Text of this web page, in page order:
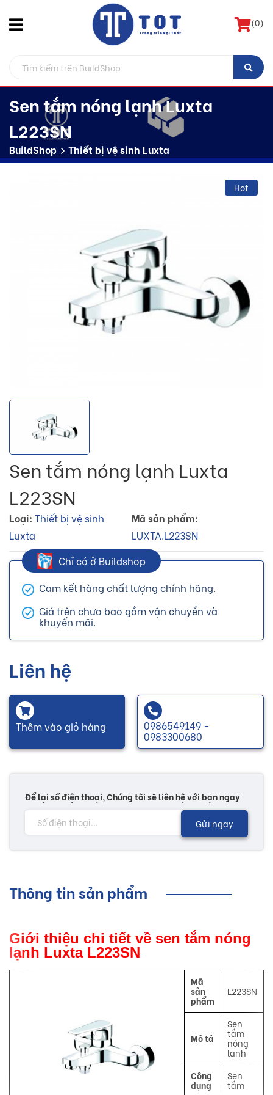
(0)
Sen tắm nóng lạnh Luxta
L223SN
BuildShop Thiết bị vệ sinh Luxta
Hot
Sen tắm nóng lạnh Luxta
L223SN
Loại: Thiết bị vệ sinh
Luxta
Mã sản phẩm:
LUXTA.L223SN
Chỉ có ở Buildshop
Cam kết hàng chất lượng chính hãng.
Giá trên chưa bao gồm vận chuyển và
khuyến mãi.
Liên hệ
Thêm vào giỏ hàng 0986549149 -
0983300680
Để lại số điện thoại, Chúng tôi sẽ liên hệ với bạn ngay
Gửi ngay
Thông tin sản phẩm
Giới thiệu chi tiết về sen tắm nóng
lạnh Luxta L223SN
Mã
sản
phẩm
L223SN
Mô tả
Sen
tắm
nóng
lạnh
Công
dụng
Sen
tắm